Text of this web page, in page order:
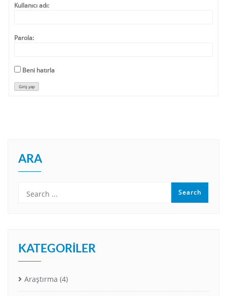
Kullanıcı adı:
Parola:
Beni hatırla
Giriş yap
ARA
KATEGORILER
Araştırma (4)